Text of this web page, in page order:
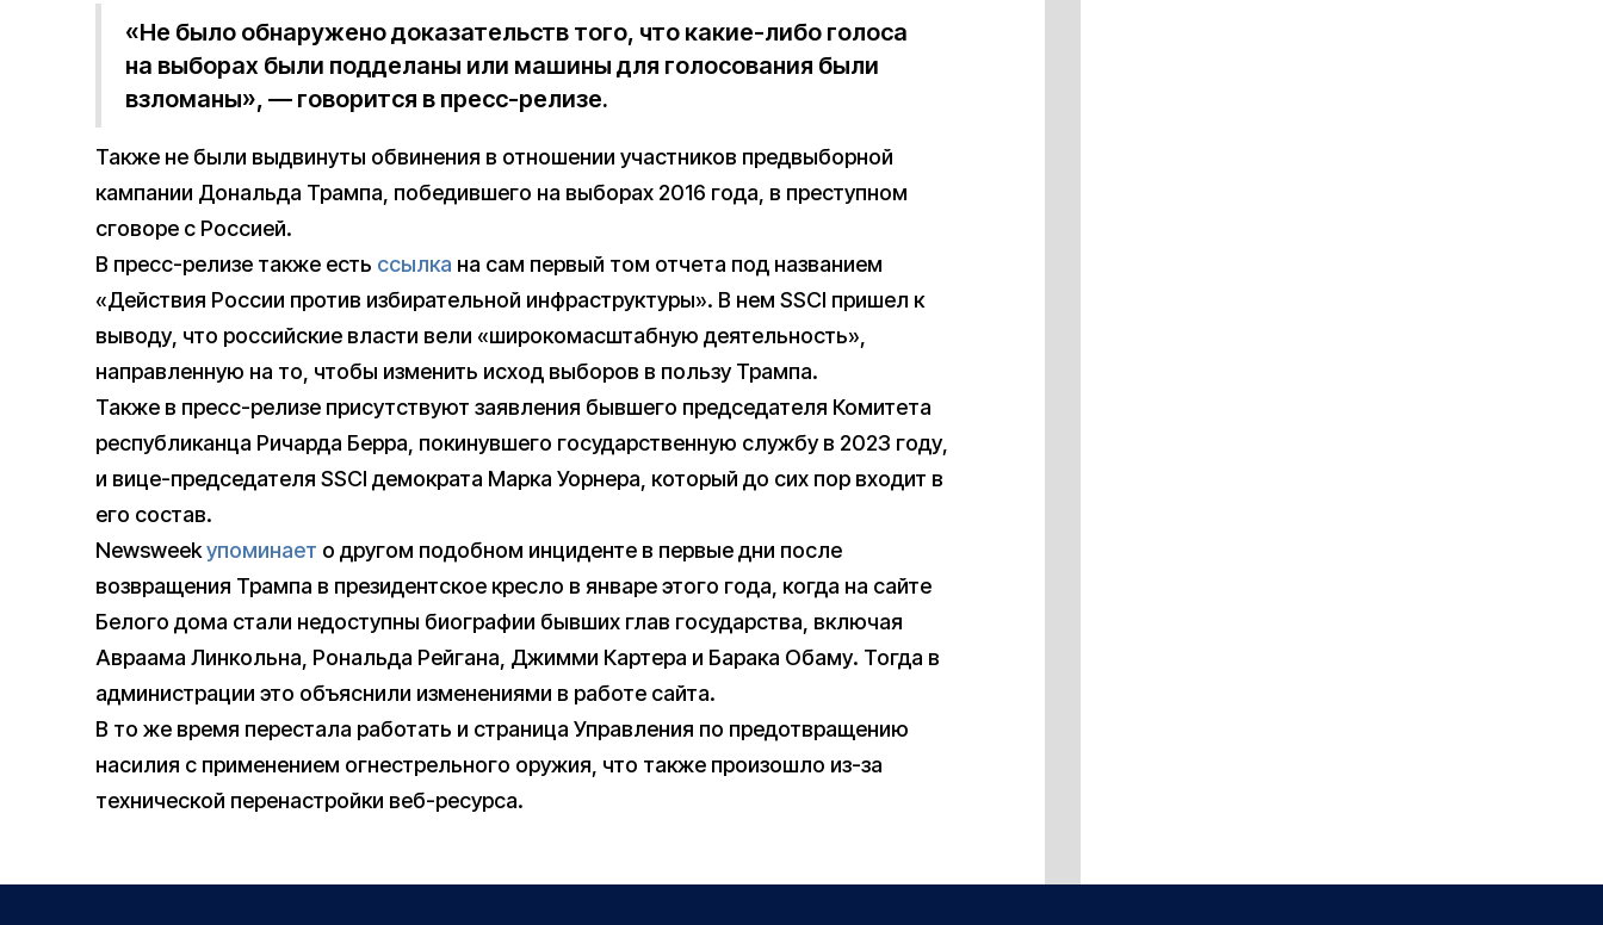
«Не было обнаружено доказательств того, что какие-либо голоса
на выборах были подделаны или машины для голосования были
взломаны», — говорится в пресс-релизе.
Также не были выдвинуты обвинения в отношении участников предвыборной
кампании Дональда Трампа, победившего на выборах 2016 года, в преступном
сговоре с Россией.
В пресс-релизе также есть ссылка на сам первый том отчета под названием
«Действия России против избирательной инфраструктуры». В нем SSCI пришел к
выводу, что российские власти вели «широкомасштабную деятельность»,
направленную на то, чтобы изменить исход выборов в пользу Трампа.
Также в пресс-релизе присутствуют заявления бывшего председателя Комитета
республиканца Ричарда Берра, покинувшего государственную службу в 2023 году,
и вице-председателя SSCI демократа Марка Уорнера, который до сих пор входит в
его состав.
Newsweekупоминает о другом подобном инциденте в первые дни после
возвращения Трампа в президентское кресло в январе этого года, когда на сайте
Белого дома стали недоступны биографии бывших глав государства, включая
Авраама Линкольна, Рональда Рейгана, Джимми Картера и Барака Обаму. Тогда в
администрации это объяснили изменениями в работе сайта.
В то же время перестала работать и страница Управления по предотвращению
насилия с применением огнестрельного оружия, что также произошло из-за
технической перенастройки веб-ресурса.